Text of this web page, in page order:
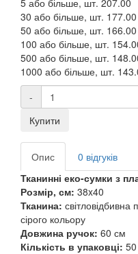
5 або більше, шт. 207.00
30 або більше, шт. 177.00
50 або більше, шт. 166.00
100 або більше, шт.
500 або більше, шт.
1000 або більше, шт.
-
Купити
Опис
0 відгуків
Тканинні еко-сумки з
Розмір, см: 38x40
Тканина: світловідбивна
сірого кольору
Довжина ручок: 60 см
Кількість в упаковці: